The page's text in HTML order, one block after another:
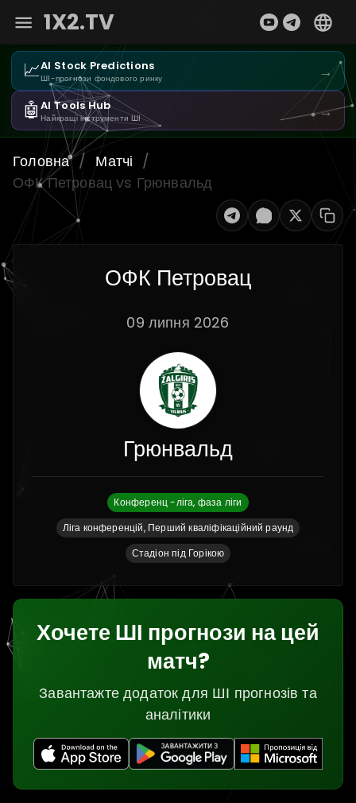
1X2.TV
📈AI Stock Predictions
ШІ-прогнози фондового ринку →
🤖AI Tools Hub
Найкращі інструменти ШІ →
Головна / Матчі /
ОФК Петровац vs Грюнвальд
ОФК Петровац
09 липня 2026
Грюнвальд
Конференц -ліга, фаза ліги
Ліга конференцій, Перший кваліфікаційний раунд
Стадіон під Горікою
Хочете ШІ прогнози на цей
матч?
Завантажте додаток для ШІ прогнозів та
аналітики